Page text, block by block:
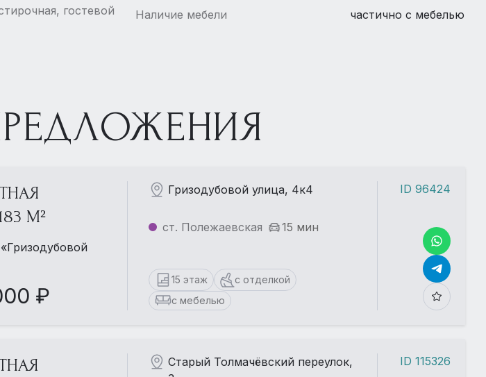
гостевой
Наличие мебели
частично с мебелью
М²
₽
Гризодубовой улица, 4к4
ст. Полежаевская 15 мин
15 этаж
с отделкой
с мебелью
ID 96424
Старый Толмачёвский переулок,
ID 115326